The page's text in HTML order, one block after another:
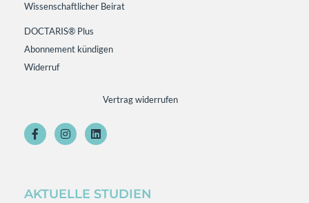
Wissenschaftlicher Beirat
DOCTARIS® Plus
Abonnement kündigen
Widerruf
Vertrag widerrufen
AKTUELLE STUDIEN